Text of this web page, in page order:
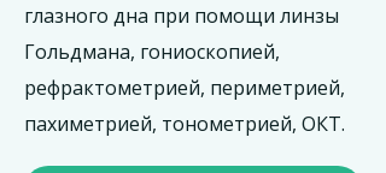
глазного дна при помощи линзы
Гольдмана, гониоскопией,
рефрактометрией, периметрией,
пахиметрией, тонометрией, ОКТ.